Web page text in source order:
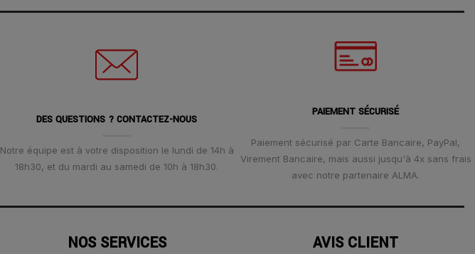
DES QUESTIONS ? CONTACTEZ-NOUS
Notre équipe est à votre disposition le lundi de 14h à
18h30, et du mardi au samedi de 10h à 18h30.
PAIEMENT SÉCURISÉ
Paiement sécurisé par Carte Bancaire, PayPal,
Virement Bancaire, mais aussi jusqu'à 4x sans frais
avec notre partenaire ALMA.
NOS SERVICES AVIS CLIENT